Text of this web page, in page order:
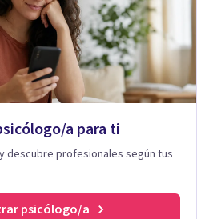
a para ti
descubre profesionales según tus
psicólogo/a